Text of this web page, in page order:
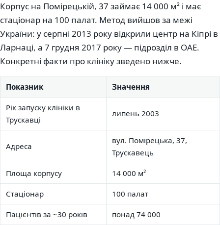
Корпус на Помірецькій, 37 займає 14 000 м² і має
стаціонар на 100 палат. Метод вийшов за межі
України: у серпні 2013 року відкрили центр на Кіпрі в
Ларнаці, а 7 грудня 2017 року — підрозділ в ОАЕ.
Конкретні факти про клініку зведено нижче.
Показник Значення
Рік запуску клініки в
Трускавці
липень 2003
Адреса
вул. Помірецька, 37,
Трускавець
Площа корпусу 14 000 м²
Стаціонар 100 палат
Пацієнтів за ~30 років понад 74 000